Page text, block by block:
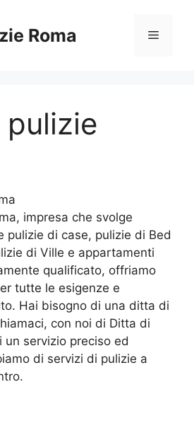
Roma Menu
impresa che svolge
pulizie di case, pulizie di Bed
di Ville e appartamenti
qualificato, offriamo
tutte le esigenze e
Hai bisogno di una ditta di
con noi di Ditta di
un servizio preciso ed
di servizi di pulizie a